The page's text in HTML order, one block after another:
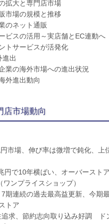
拡大と専門店市場
場の規模と推移
ネット通販
スの活用～実店舗とEC連動へ
サービスが活発化
進出
の海外市場への進出状況
進出動向
市場動向
場、伸び率は微増で鈍化、上
で10年横ばい、オーバースト
ンプライスショップ）
連続の過去最高益更新、今期
トア
、節約志向取り込み好調 ド